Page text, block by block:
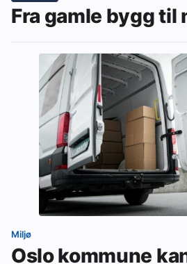
Fra gamle bygg til
Miljø
Oslo kommune